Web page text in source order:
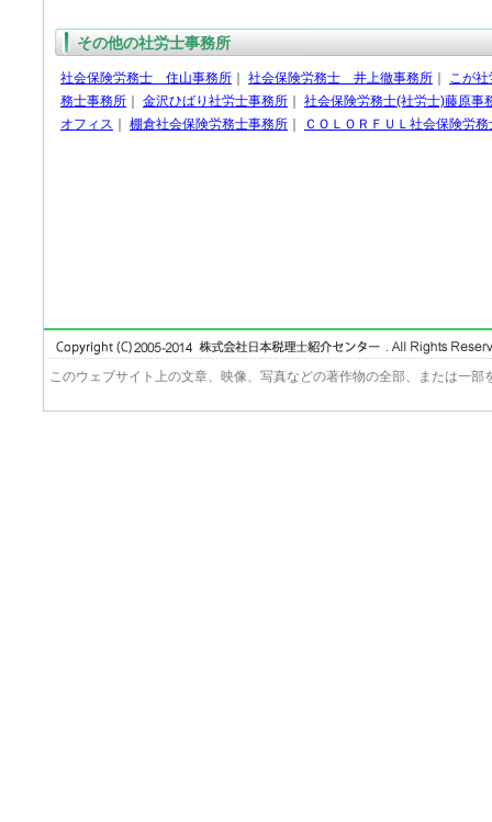
その他の社労士事務所
社会保険労務士 住山事務所 社会保険労務士 井上徹事務所
こが
務士事務所
金沢ひばり社労士事務所
社会保険労務士(社労士)藤原事
オフィス
棚倉社会保険労務士事務所 ＣＯＬＯＲＦＵＬ社会保険労
このウェブサイト上の文章、映像、写真などの著作物の全部、または一